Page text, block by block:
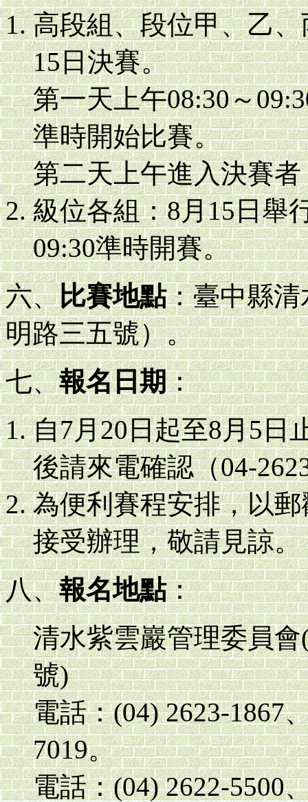
高段組、段位甲、乙
15日決賽。
第一天上午08:30～
準時開始比賽。
第二天上午進入決賽
級位各組：8月15日舉
09:30準時開賽。
六、比賽地點：臺中縣
明路三五號）。
七、報名日期：
自7月20日起至8月5日
後請來電確認（04-
為便利賽程安排，以
接受辦理，敬請見諒。
八、報名地點：
清水紫雲巖管理委員
號)
電話：(04) 2623-1867
7019。
電話：(04) 2622-5500